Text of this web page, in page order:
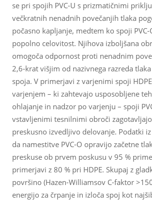
se pri spojih PVC-U s prizmatičnimi
večkratnih nenadnih povečanjih tlaka
počasno kapljanje, medtem ko spoji
popolno celovitost. Njihova izboljšana
omogoča odpornost proti nenadnim
2,6-krat višjim od nazivnega razreda
spoja. V primerjavi z varjenimi spoji
varjenjem – ki zahtevajo usposobljene
ohlajanje in nadzor po varjenju – spoji
vstavljenimi tesnilnimi obroči
preskusno izvedljivo delovanje. Podatki
da namestitve PVC-O opravijo začetne
preskuse ob prvem poskusu v 95 %
primerjavi z 80 % pri HDPE. Skupaj z
površino (Hazen-Williamsov C-faktor
energijo za črpanje in izloča spoj kot